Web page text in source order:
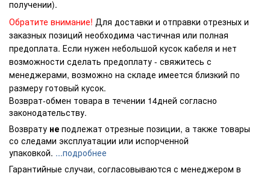
получении).
Обратите внимание! Для доставки и отправки отрезных и
заказных позиций необходима частичная или полная
предоплата. Если нужен небольшой кусок кабеля и нет
возможности сделать предоплату - свяжитесь с
менеджерами, возможно на складе имеется близкий по
размеру готовый кусок.
Возврат-обмен товара в течении 14дней согласно
законодательству.
Возврату не подлежат отрезные позиции, а также товары
со следами эксплуатации или испорченной
упаковкой. ...подробнее
Гарантийные случаи, согласовываются с менеджером в